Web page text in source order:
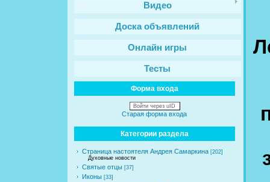
Видео
Доска объявлений
Онлайн игры
Тесты
Форма входа
Войти через uID
Старая форма входа
Категории раздела
Страница настоятеля Андрея Самаркина [202]
Духовные новости
Святые отцы [37]
Иконы [33]